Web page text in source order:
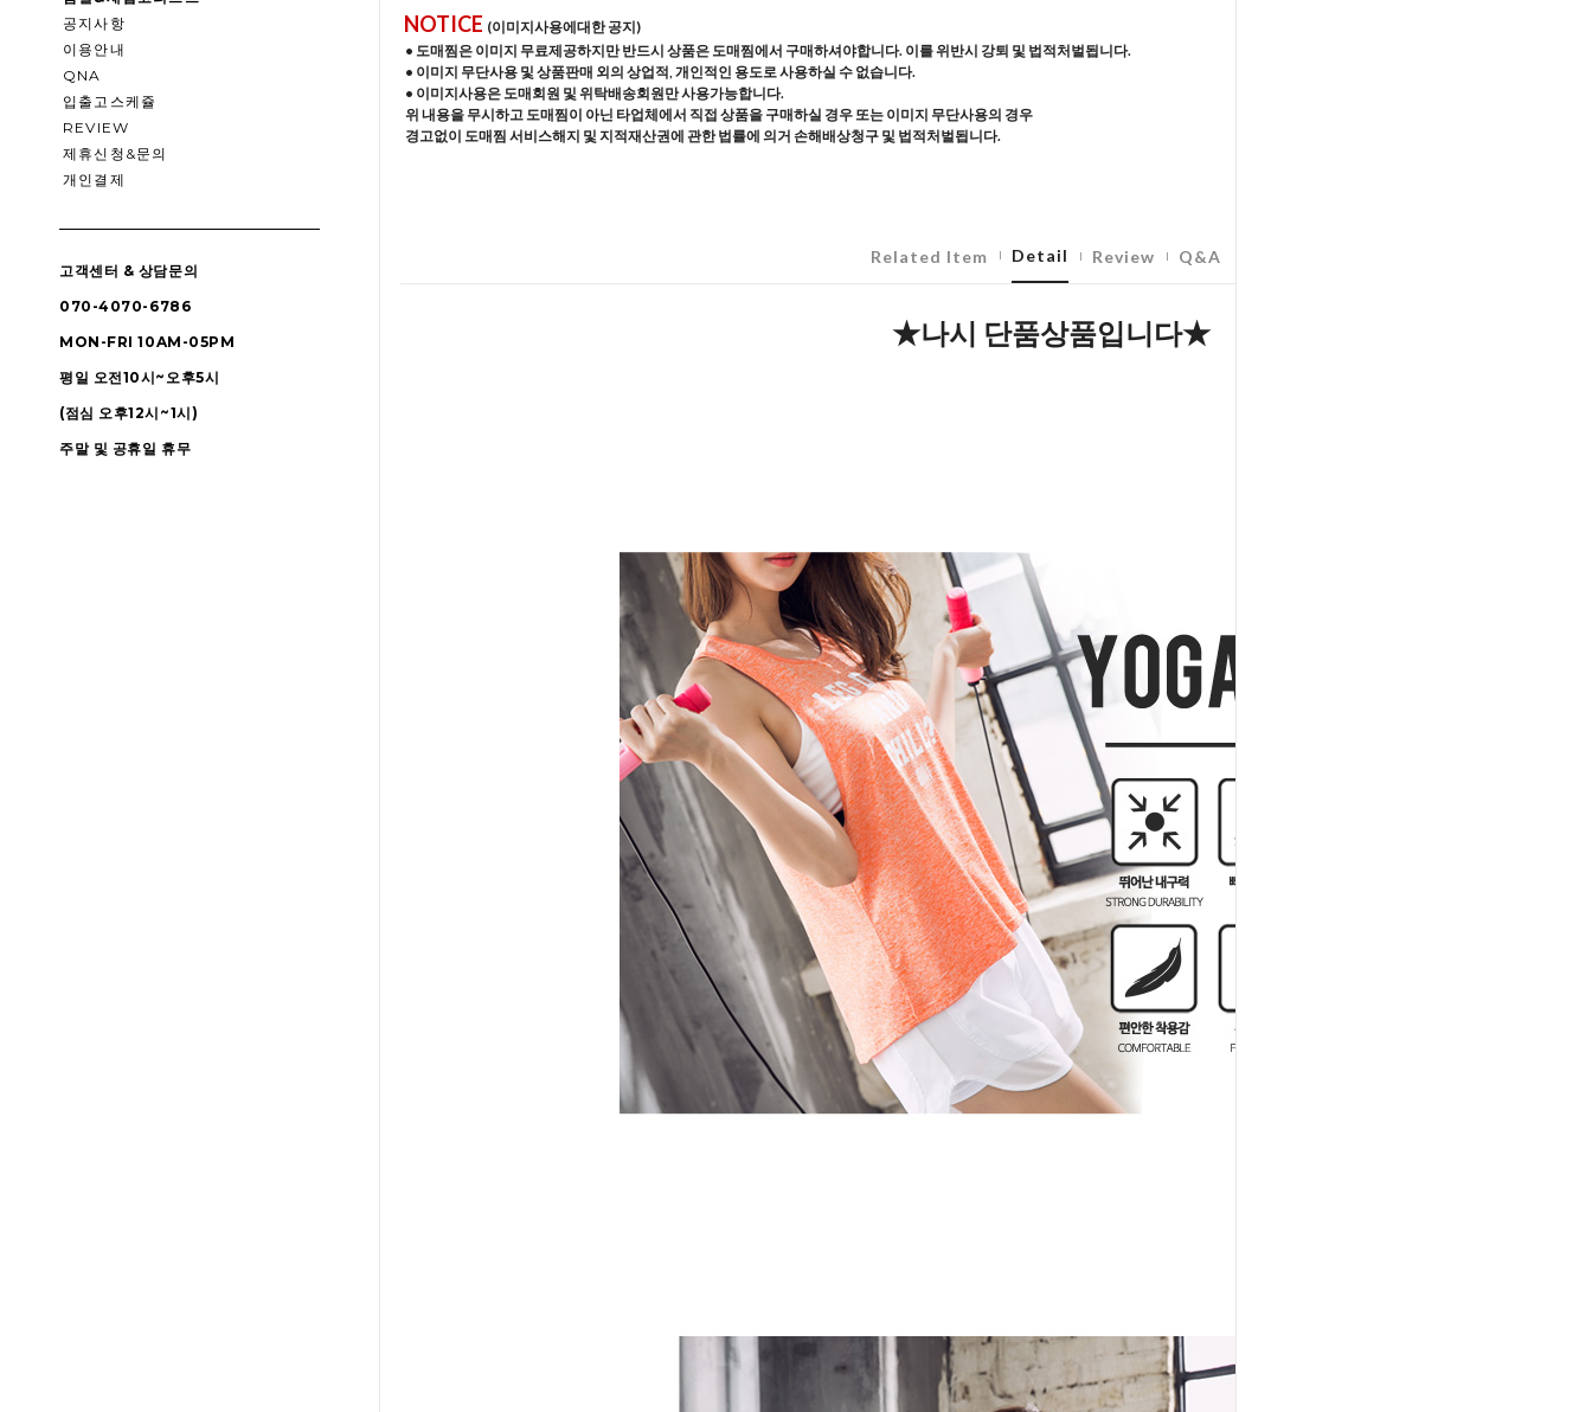
공지사항
이용안내
QNA
입출고스케쥴
REVIEW
제휴신청&문의
개인결제
고객센터 & 상담문의
070-4070-6786
MON-FRI 10AM-05PM
평일 오전10시~오후5시
(점심 오후12시~1시)
주말 및 공휴일 휴무
NOTICE (이미지사용에대한 공지)
• 도매찜은 이미지 무료제공하지만 반드시 상품은 도매찜에서 구매하셔야합니다. 이를 위반시 강퇴 및 법적처벌됩니다.
• 이미지 무단사용 및 상품판매 외의 상업적, 개인적인 용도로 사용하실 수 없습니다.
• 이미지사용은 도매회원 및 위탁배송회원만 사용가능합니다.
위 내용을 무시하고 도매찜이 아닌 타업체에서 직접 상품을 구매하실 경우 또는 이미지 무단사용의 경우
경고없이 도매찜 서비스해지 및 지적재산권에 관한 법률에 의거 손해배상청구 및 법적처벌됩니다.
Related Item Detail Review Q&A
★나시 단품상품입니다★